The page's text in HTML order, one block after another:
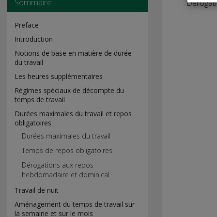
Preface
Introduction
Notions de base en matière de durée
du travail
Les heures supplémentaires
Régimes spéciaux de décompte du
temps de travail
Durées maximales du travail et repos
obligatoires
Durées maximales du travail
Temps de repos obligatoires
Dérogations aux repos
hebdomadaire et dominical
Travail de nuit
Aménagement du temps de travail sur
la semaine et sur le mois